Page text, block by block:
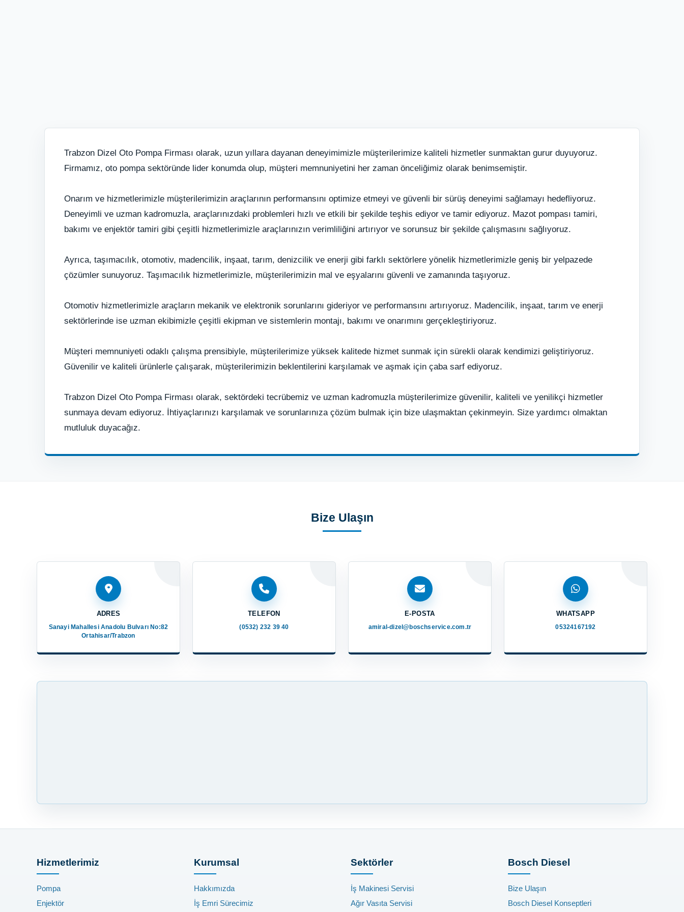
Trabzon Dizel Oto Pompa Firması olarak, uzun yıllara dayanan deneyimimizle müşterilerimize kaliteli hizmetler sunmaktan gurur duyuyoruz.
Firmamız, oto pompa sektöründe lider konumda olup, müşteri memnuniyetini her zaman önceliğimiz olarak benimsemiştir.
Onarım ve hizmetlerimizle müşterilerimizin araçlarının performansını optimize etmeyi ve güvenli bir sürüş deneyimi sağlamayı hedefliyoruz.
Deneyimli ve uzman kadromuzla, araçlarınızdaki problemleri hızlı ve etkili bir şekilde teşhis ediyor ve tamir ediyoruz. Mazot pompası tamiri,
bakımı ve enjektör tamiri gibi çeşitli hizmetlerimizle araçlarınızın verimliliğini artırıyor ve sorunsuz bir şekilde çalışmasını sağlıyoruz.
Ayrıca, taşımacılık, otomotiv, madencilik, inşaat, tarım, denizcilik ve enerji gibi farklı sektörlere yönelik hizmetlerimizle geniş bir yelpazede
çözümler sunuyoruz. Taşımacılık hizmetlerimizle, müşterilerimizin mal ve eşyalarını güvenli ve zamanında taşıyoruz.
Otomotiv hizmetlerimizle araçların mekanik ve elektronik sorunlarını gideriyor ve performansını artırıyoruz. Madencilik, inşaat, tarım ve enerji
sektörlerinde ise uzman ekibimizle çeşitli ekipman ve sistemlerin montajı, bakımı ve onarımını gerçekleştiriyoruz.
Müşteri memnuniyeti odaklı çalışma prensibiyle, müşterilerimize yüksek kalitede hizmet sunmak için sürekli olarak kendimizi geliştiriyoruz.
Güvenilir ve kaliteli ürünlerle çalışarak, müşterilerimizin beklentilerini karşılamak ve aşmak için çaba sarf ediyoruz.
Trabzon Dizel Oto Pompa Firması olarak, sektördeki tecrübemiz ve uzman kadromuzla müşterilerimize güvenilir, kaliteli ve yenilikçi hizmetler
sunmaya devam ediyoruz. İhtiyaçlarınızı karşılamak ve sorunlarınıza çözüm bulmak için bize ulaşmaktan çekinmeyin. Size yardımcı olmaktan
mutluluk duyacağız.
Bize Ulaşın
ADRES
Sanayi Mahallesi Anadolu Bulvarı No:82
Ortahisar/Trabzon
TELEFON
(0532) 232 39 40
E-POSTA
amiral-dizel@boschservice.com.tr
WHATSAPP
05324167192
Hizmetlerimiz
Pompa
Enjektör
Kurumsal
Hakkımızda
İş Emri Sürecimiz
Sektörler
İş Makinesi Servisi
Ağır Vasıta Servisi
Bosch Diesel
Bize Ulaşın
Bosch Diesel Konseptleri